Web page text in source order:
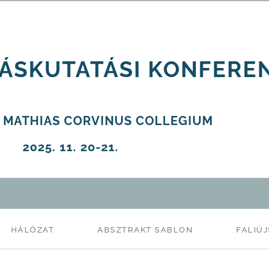
MATHIAS CORVINUS COLLEGIUM
2025. 11. 20-21.
HÁLÓZAT ABSZTRAKT SABLON